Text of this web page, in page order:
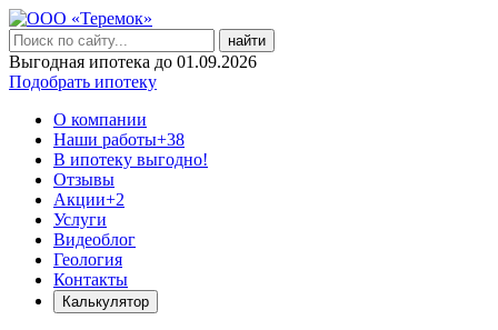
найти
Выгодная ипотека до 01.09.2026
Подобрать ипотеку
О компании
Наши работы+38
В ипотеку выгодно!
Отзывы
Акции+2
Услуги
Видеоблог
Геология
Контакты
Калькулятор